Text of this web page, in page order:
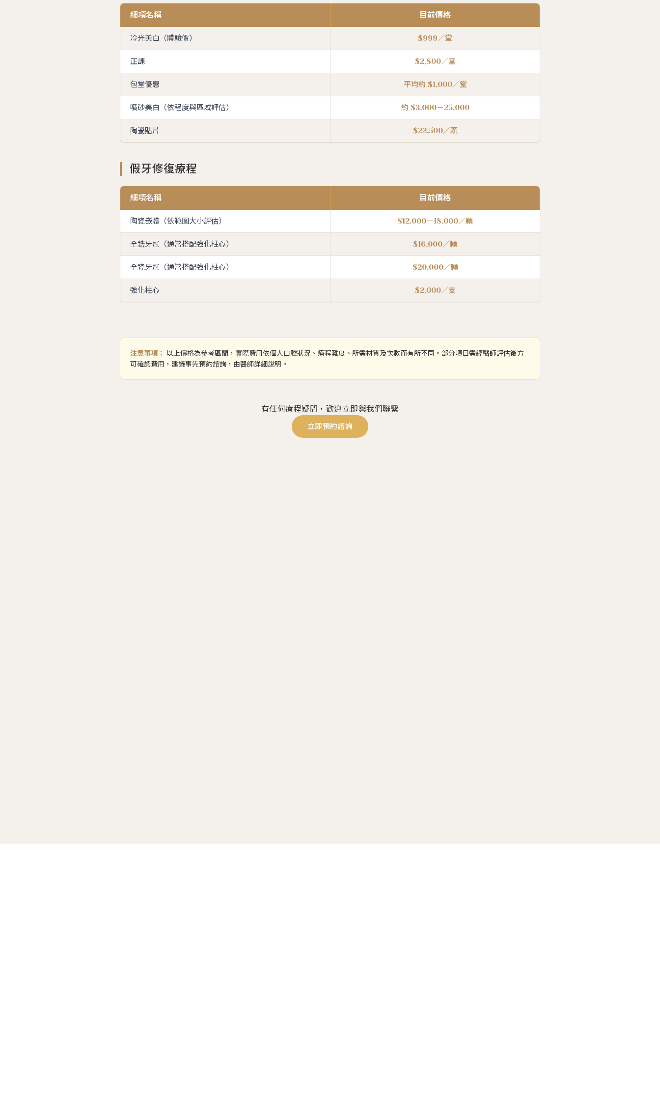
細項名稱 目前價格
冷光美白（體驗價） $999／堂
正課 $2,800／堂
包堂優惠 平均約 $1,000／堂
噴砂美白（依程度與區域評估） 約 $3,000－25,000
陶瓷貼片 $22,500／顆
假牙修復療程
細項名稱 目前價格
陶瓷嵌體（依範圍大小評估） $12,000－18,000／顆
全鋯牙冠（通常搭配強化柱心） $16,000／顆
全瓷牙冠（通常搭配強化柱心） $20,000／顆
強化柱心 $2,000／支
注意事項： 以上價格為參考區間，實際費用依個人口腔狀況、療程難度、所需材質及次數而有所不同。部分項目需經醫師評估後方
可確認費用，建議事先預約諮詢，由醫師詳細說明。
有任何療程疑問，歡迎立即與我們聯繫
立即預約諮詢